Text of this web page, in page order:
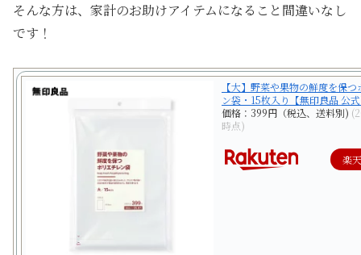
そんな方は、家計のお助けアイテムになること間違いなし
です！
【大】野菜や果物の鮮度を保
ン袋・15枚入り【無印良品 公
価格：399円（税込、送料別)
時点)
楽